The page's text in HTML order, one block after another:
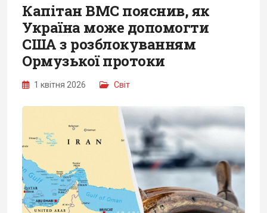
Капітан ВМС пояснив, як
Україна може допомогти
США з розблокуванням
Ормузької протоки
1 квітня 2026 Світ